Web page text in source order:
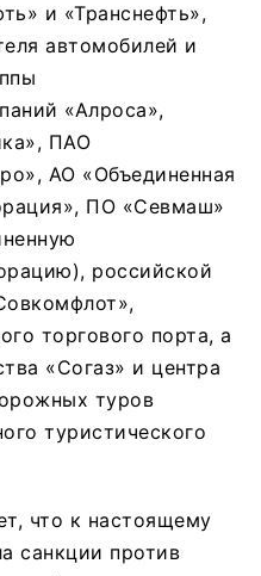
и «Транснефть»,
автомобилей и
«Алроса»,
ПАО
АО «Объединенная
ПО «Севмаш»
российской
торгового порта, а
«Согаз» и центра
туров
туристического
что к настоящему
санкции против